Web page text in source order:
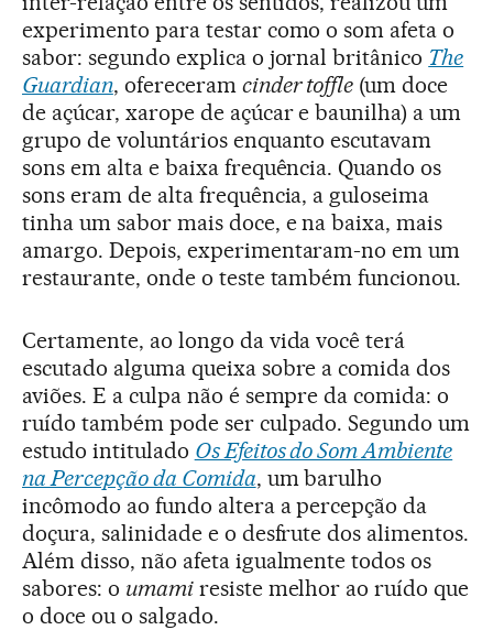
experimento para testar como o som afeta o
sabor: segundo explica o jornal britânico The
Guardian, ofereceram cinder toffle (um doce
de açúcar, xarope de açúcar e baunilha) a um
grupo de voluntários enquanto escutavam
sons em alta e baixa frequência. Quando os
sons eram de alta frequência, a guloseima
tinha um sabor mais doce, e na baixa, mais
amargo. Depois, experimentaram-no em um
restaurante, onde o teste também funcionou.
Certamente, ao longo da vida você terá
escutado alguma queixa sobre a comida dos
aviões. E a culpa não é sempre da comida: o
ruído também pode ser culpado. Segundo um
estudo intitulado Os Efeitos do Som Ambiente
na Percepção da Comida, um barulho
incômodo ao fundo altera a percepção da
doçura, salinidade e o desfrute dos alimentos.
Além disso, não afeta igualmente todos os
sabores: o umamiresiste melhor ao ruído que
o doce ou o salgado.